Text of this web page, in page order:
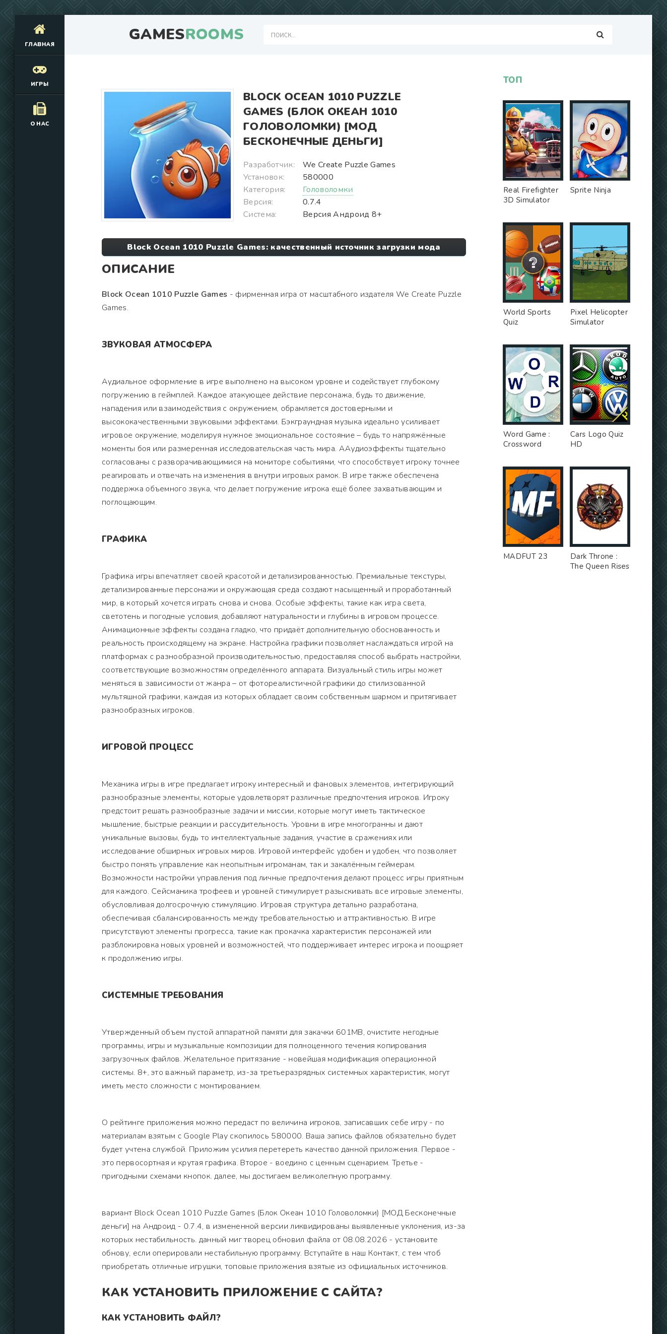
GAMESROOMS
ГЛАВНАЯ
ИГРЫ
О НАС
BLOCK OCEAN 1010 PUZZLE
GAMES (БЛОК ОКЕАН 1010
ГОЛОВОЛОМКИ) [МОД
БЕСКОНЕЧНЫЕ ДЕНЬГИ]
Разработчик:
We Create Puzzle Games
Установок:
580000
Категория:
Головоломки
Версия:
0.7.4
Система:
Версия Андроид 8+
Block Ocean 1010 Puzzle Games: качественный источник загрузки мода
ОПИСАНИЕ
Block Ocean 1010 Puzzle Games - фирменная игра от масштабного издателя We Create Puzzle
Games.
ЗВУКОВАЯ АТМОСФЕРА
Аудиальное оформление в игре выполнено на высоком уровне и содействует глубокому
погружению в геймплей. Каждое атакующее действие персонажа, будь то движение,
нападения или взаимодействия с окружением, обрамляется достоверными и
высококачественными звуковыми эффектами. Бэкграундная музыка идеально усиливает
игровое окружение, моделируя нужное эмоциональное состояние – будь то напряжённые
моменты боя или размеренная исследовательская часть мира. ААудиоэффекты тщательно
согласованы с разворачивающимися на мониторе событиями, что способствует игроку точнее
реагировать и отвечать на изменения в внутри игровых рамок. В игре также обеспечена
поддержка объемного звука, что делает погружение игрока ещё более захватывающим и
поглощающим.
ГРАФИКА
Графика игры впечатляет своей красотой и детализированностью. Премиальные текстуры,
детализированные персонажи и окружающая среда создают насыщенный и проработанный
мир, в который хочется играть снова и снова. Особые эффекты, такие как игра света,
светотень и погодные условия, добавляют натуральности и глубины в игровом процессе.
Анимационные эффекты создана гладко, что придаёт дополнительную обоснованность и
реальность происходящему на экране. Настройка графики позволяет наслаждаться игрой на
платформах с разнообразной производительностью, предоставляя способ выбрать настройки,
соответствующие возможностям определённого аппарата. Визуальный стиль игры может
меняться в зависимости от жанра – от фотореалистичной графики до стилизованной
мультяшной графики, каждая из которых обладает своим собственным шармом и притягивает
разнообразных игроков.
ИГРОВОЙ ПРОЦЕСС
Механика игры в игре предлагает игроку интересный и фановых элементов, интегрирующий
разнообразные элементы, которые удовлетворят различные предпочтения игроков. Игроку
предстоит решать разнообразные задачи и миссии, которые могут иметь тактическое
мышление, быстрые реакции и рассудительность. Уровни в игре многогранны и дают
уникальные вызовы, будь то интеллектуальные задания, участие в сражениях или
исследование обширных игровых миров. Игровой интерфейс удобен и удобен, что позволяет
быстро понять управление как неопытным игроманам, так и закалённым геймерам.
Возможности настройки управления под личные предпочтения делают процесс игры приятным
для каждого. Сейсманика трофеев и уровней стимулирует разыскивать все игровые элементы,
обусловливая долгосрочную стимуляцию. Игровая структура детально разработана,
обеспечивая сбалансированность между требовательностью и аттрактивностью. В игре
присутствуют элементы прогресса, такие как прокачка характеристик персонажей или
разблокировка новых уровней и возможностей, что поддерживает интерес игрока и поощряет
к продолжению игры.
СИСТЕМНЫЕ ТРЕБОВАНИЯ
Утвержденный объем пустой аппаратной памяти для закачки 601MB, очистите негодные
программы, игры и музыкальные композиции для полноценного течения копирования
загрузочных файлов. Желательное притязание - новейшая модификация операционной
системы. 8+, это важный параметр, из-за третьеразрядных системных характеристик, могут
иметь место сложности с монтированием.
О рейтинге приложения можно передаст по величина игроков, записавших себе игру - по
материалам взятым с Google Play скопилось 580000. Ваша запись файлов обязательно будет
будет учтена службой. Приложим усилия перетереть качество данной приложения. Первое -
это первосортная и крутая графика. Второе - воедино с ценным сценарием. Третье -
пригодными схемами кнопок. далее, мы достигаем великолепную программу.
вариант Block Ocean 1010 Puzzle Games (Блок Океан 1010 Головоломки) [МОД Бесконечные
деньги] на Андроид - 0.7.4, в измененной версии ликвидированы выявленные уклонения, из-за
которых нестабильность. данный миг творец обновил файла от 08.08.2026 - установите
обнову, если оперировали нестабильную программу. Вступайте в наш Контакт, с тем чтоб
приобретать отличные игрушки, топовые приложения взятые из официальных источников.
КАК УСТАНОВИТЬ ПРИЛОЖЕНИЕ С САЙТА?
КАК УСТАНОВИТЬ ФАЙЛ?
ТОП
Real Firefighter
3D Simulator
Sprite Ninja
World Sports
Quiz
Pixel Helicopter
Simulator
Word Game :
Crossword
Cars Logo Quiz
HD
MADFUT 23
Dark Throne :
The Queen Rises